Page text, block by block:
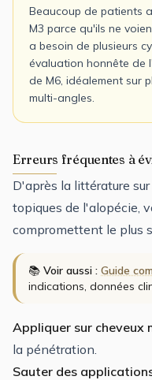
Beaucoup de patients
M3 parce qu'ils ne
a besoin de plusieurs
évaluation honnête de
de M6, idéalement sur
multi-angles.
Erreurs fréquentes à
D'après la littérature
topiques de l'alopécie,
compromettent le plus
📚 Voir aussi : Guide
indications, données
Appliquer sur cheveux
la pénétration.
Sauter des